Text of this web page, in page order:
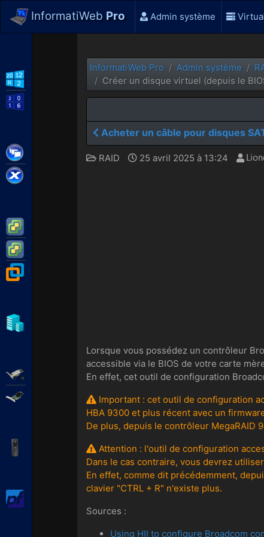
InformatiWeb Pro Admin système
Citrix XenApp / XenDesktop
Adaptec SmartRAID
Broadcom MegaRAID
APC Back-UPS Pro
InformatiWeb Pro Admin système
Créer un disque virtuel (depuis le
Acheter un câble pour disques
RAID 25 avril 2025 à 13:24
Lorsque vous possédez un contrôleur
accessible via le BIOS de votre carte
En effet, cet outil de configuration
Important : cet outil de configuration
HBA 9300 et plus récent avec un
De plus, depuis le contrôleur MegaRAID
Attention : l'outil de configuration
Dans le cas contraire, vous devrez
En effet, comme dit précédemment,
clavier "CTRL + R" n'existe plus.
Sources :
Using HII to configure Broadcom